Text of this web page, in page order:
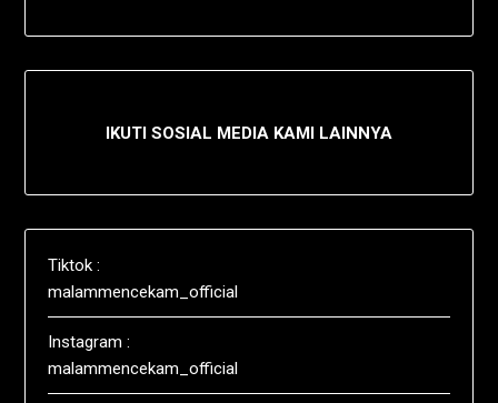
IKUTI SOSIAL MEDIA KAMI LAINNYA
Tiktok :
malammencekam_official
Instagram :
malammencekam_official